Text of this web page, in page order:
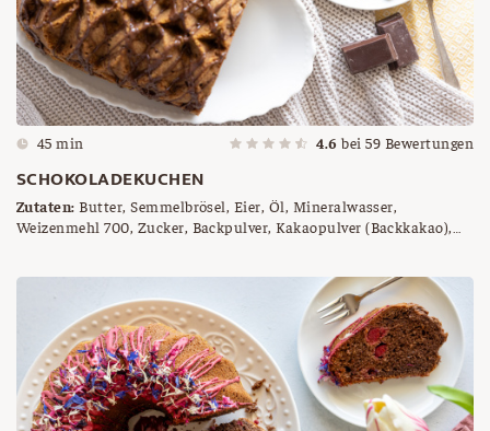
45 min 4.6 bei59 Bewertungen
SCHOKOLADEKUCHEN
Zutaten: Butter, Semmelbrösel, Eier, Öl, Mineralwasser,
Weizenmehl 700, Zucker, Backpulver, Kakaopulver (Backkakao),